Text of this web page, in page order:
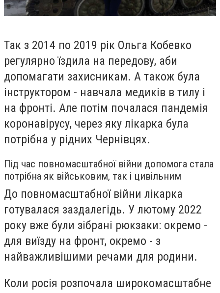
Так з 2014 по 2019 рік Ольга Кобевко
регулярно їздила на передову, аби
допомагати захисникам. А також була
інструктором - навчала медиків в тилу і
на фронті. Але потім почалася пандемія
коронавірусу, через яку лікарка була
потрібна у рідних Чернівцях.
Під час повномасштабної війни допомога стала
потрібна як військовим, так і цивільним
До повномасштабної війни лікарка
готувалася заздалегідь. У лютому 2022
року вже були зібрані рюкзаки: окремо -
для виїзду на фронт, окремо - з
найважливішими речами для родини.
Коли росія розпочала широкомасштабне